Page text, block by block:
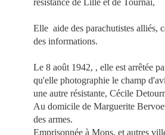
résistance de Lille et de Tournai,
Elle aide des parachutistes alliés,
des informations.
Le 8 août 1942, , elle est arrêtée
qu'elle photographie le champ
une autre résistante, Cécile
Au domicile de Marguerite
des armes.
Emprisonnée à Mons, et autres